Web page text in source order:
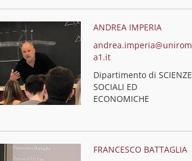
ANDREA IMPERIA
andrea.imperia@unirom
a1.it
Dipartimento di SCIENZE
SOCIALI ED
ECONOMICHE
FRANCESCO BATTAGLIA